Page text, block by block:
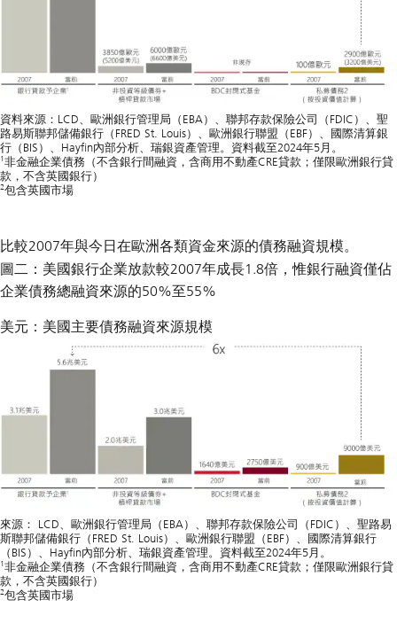
資料來源：LCD、歐洲銀行管理局（EBA）、聯邦存款保險公司（FDIC）、聖
路易斯聯邦儲備銀行（FRED St. Louis）、歐洲銀行聯盟（EBF）、國際清算銀
行（BIS）、Hayfin內部分析、瑞銀資產管理。資料截至2024年5月。
1非金融企業債務（不含銀行間融資，含商用不動產CRE貸款；僅限歐洲銀行貸
款，不含英國銀行）
2包含英國市場
比較2007年與今日在歐洲各類資金來源的債務融資規模。
圖二：美國銀行企業放款較2007年成長1.8倍，惟銀行融資僅佔
企業債務總融資來源的50%至55%
美元：美國主要債務融資來源規模
來源： LCD、歐洲銀行管理局（EBA）、聯邦存款保險公司（FDIC）、聖路易
斯聯邦儲備銀行（FRED St. Louis）、歐洲銀行聯盟（EBF）、國際清算銀行
（BIS）、Hayfin內部分析、瑞銀資產管理。資料截至2024年5月。
1非金融企業債務（不含銀行間融資，含商用不動產CRE貸款；僅限歐洲銀行貸
款，不含英國銀行）
2包含英國市場